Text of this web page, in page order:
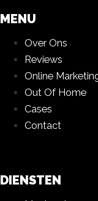
MENU
Over Ons
Reviews
Online
Out Of Home
Cases
Contact
DIENSTEN